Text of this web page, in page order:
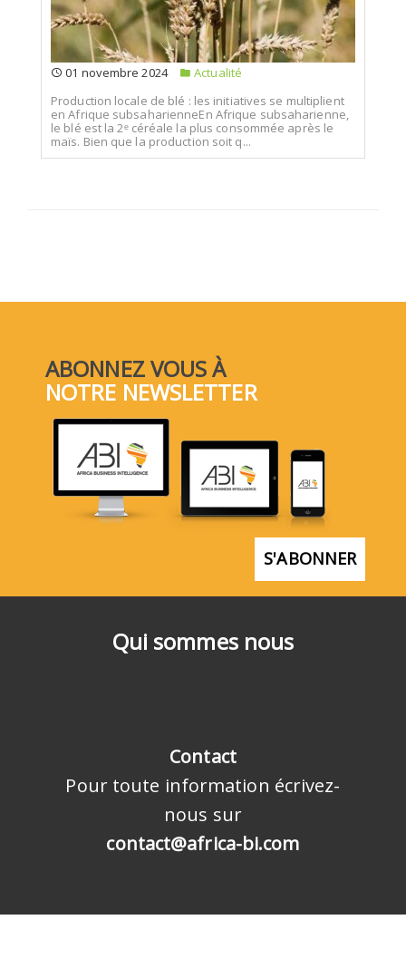
01 novembre 2024
Actualité
Production locale de blé : les initiatives se multiplient
en Afrique subsaharienneEn Afrique subsaharienne,
le blé est la 2ᵉ céréale la plus consommée après le
maïs. Bien que la production soit q...
Qui sommes nous
Contact
Pour toute information écrivez-
nous sur
contact@africa-bi.com
ABONNEZ VOUS À
NOTRE NEWSLETTER
S'ABONNER